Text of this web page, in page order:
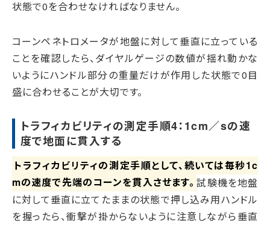
状態で0を合わせなければなりません。
コーンペネトロメータが地盤に対して垂直に立っている
ことを確認したら、ダイヤルゲージの数値が揺れ動かな
いようにハンドル部分の重量だけが作用した状態で0目
盛に合わせることが大切です。
トラフィカビリティの測定手順4：1cm／sの速
度で地面に貫入する
トラフィカビリティの測定手順として、続いては毎秒1c
mの速度で先端のコーンを貫入させます。 試験機を地盤
に対して垂直に立てたままの状態で押し込み用ハンドル
を握ったら、衝撃が掛からないように注意しながら垂直